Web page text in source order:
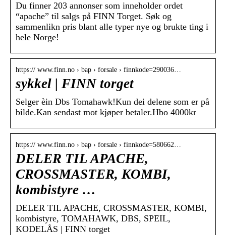
Du finner 203 annonser som inneholder ordet
“apache” til salgs på FINN Torget. Søk og
sammenlikn pris blant alle typer nye og brukte ting i
hele Norge!
https:// www.finn.no › bap › forsale › finnkode=290036…
sykkel | FINN torget
Selger èin Dbs Tomahawk!Kun dei delene som er på
bilde.Kan sendast mot kjøper betaler.Hbo 4000kr
https:// www.finn.no › bap › forsale › finnkode=580662…
DELER TIL APACHE,
CROSSMASTER, KOMBI,
kombistyre …
DELER TIL APACHE, CROSSMASTER, KOMBI,
kombistyre, TOMAHAWK, DBS, SPEIL,
KODELÅS | FINN torget